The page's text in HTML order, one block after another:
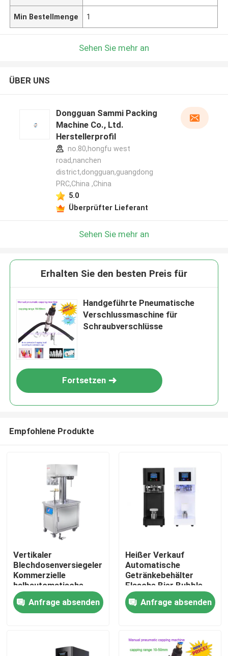
Zu Hause
Min Bestellmenge 1
Sehen Sie mehr an
ÜBER UNS
Dongguan Sammi Packing
Machine Co., Ltd.
Herstellerprofil
no.80,hongfu west
road,nanchen
district,dongguan,guangdong
PRC,China ,China
5.0
Überprüfter Lieferant
Sehen Sie mehr an
Erhalten Sie den besten Preis für
Handgeführte Pneumatische
Verschlussmaschine für
Schraubverschlüsse
Fortsetzen
Empfohlene Produkte
Vertikaler
Blechdosenversiegeler
Kommerzielle
halbautomatische
Doseversiegelungsmaschine
für Kunststoffdosen
Aluminiumdosen
Anfrage absenden
Heißer Verkauf
Automatische
Getränkebehälter
Flasche Bier Bubble
Tea Zitronentee
Intelligente
Anfrage absenden